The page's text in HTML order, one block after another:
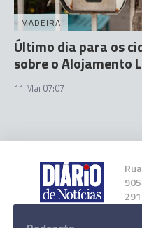
MADEIRA
Último dia para os
sobre o Alojamento
11 Mai 07:07